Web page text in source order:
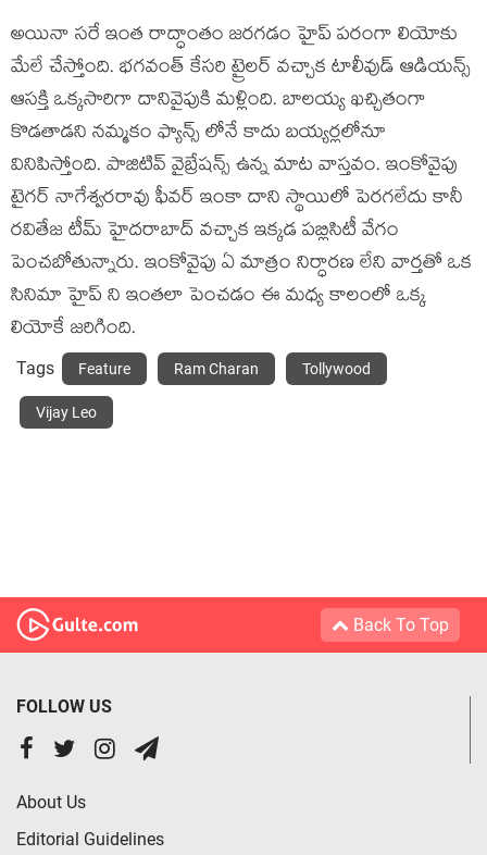
అయినా సరే ఇంత రాద్ధాంతం జరగడం హైప్ పరంగా లియోకు
మేలే చేస్తోంది. భగవంత్ కేసరి ట్రైలర్ వచ్చాక టాలీవుడ్ ఆడియన్స్
ఆసక్తి ఒక్కసారిగా దానివైపుకి మళ్లింది. బాలయ్య ఖచ్చితంగా
కొడతాడని నమ్మకం ఫ్యాన్స్ లోనే కాదు బయ్యర్లలోనూ
వినిపిస్తోంది. పాజిటివ్ వైబ్రేషన్స్ ఉన్న మాట వాస్తవం. ఇంకోవైపు
టైగర్ నాగేశ్వరరావు ఫీవర్ ఇంకా దాని స్థాయిలో పెరగలేదు కానీ
రవితేజ టీమ్ హైదరాబాద్ వచ్చాక ఇక్కడ పబ్లిసిటీ వేగం
పెంచబోతున్నారు. ఇంకోవైపు ఏ మాత్రం నిర్ధారణ లేని వార్తతో ఒక
సినిమా హైప్ ని ఇంతలా పెంచడం ఈ మధ్య కాలంలో ఒక్క
లియోకే జరిగింది.
Tags Feature Ram Charan Tollywood
Vijay Leo
Back To Top
FOLLOW US
About Us
Editorial Guidelines